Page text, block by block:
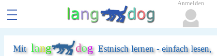
Mit lang dogEstnisch lernen - einfach lesen,
Anmelden